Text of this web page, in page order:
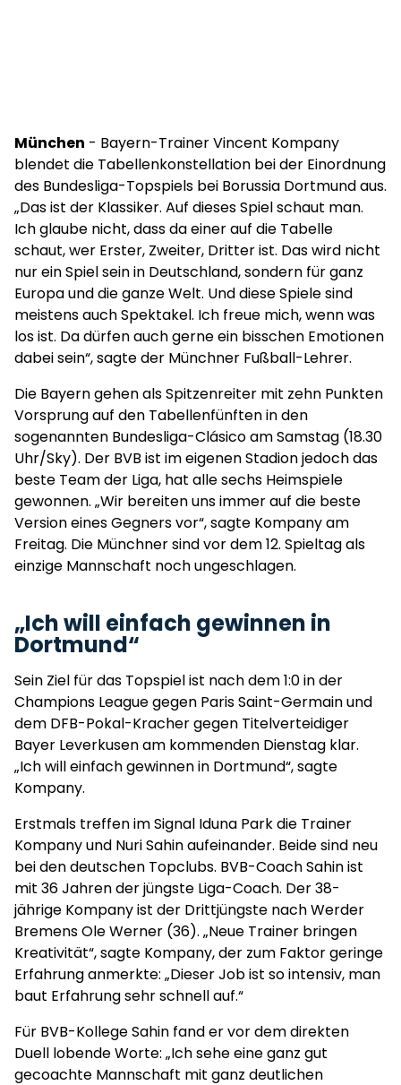
München - Bayern-Trainer Vincent Kompany
blendet die Tabellenkonstellation bei der Einordnung
des Bundesliga-Topspiels bei Borussia Dortmund aus.
„Das ist der Klassiker. Auf dieses Spiel schaut man.
Ich glaube nicht, dass da einer auf die Tabelle
schaut, wer Erster, Zweiter, Dritter ist. Das wird nicht
nur ein Spiel sein in Deutschland, sondern für ganz
Europa und die ganze Welt. Und diese Spiele sind
meistens auch Spektakel. Ich freue mich, wenn was
los ist. Da dürfen auch gerne ein bisschen Emotionen
dabei sein“, sagte der Münchner Fußball-Lehrer.
Die Bayern gehen als Spitzenreiter mit zehn Punkten
Vorsprung auf den Tabellenfünften in den
sogenannten Bundesliga-Clásico am Samstag (18.30
Uhr/Sky). Der BVB ist im eigenen Stadion jedoch das
beste Team der Liga, hat alle sechs Heimspiele
gewonnen. „Wir bereiten uns immer auf die beste
Version eines Gegners vor“, sagte Kompany am
Freitag. Die Münchner sind vor dem 12. Spieltag als
einzige Mannschaft noch ungeschlagen.
„Ich will einfach gewinnen in
Dortmund“
Sein Ziel für das Topspiel ist nach dem 1:0 in der
Champions League gegen Paris Saint-Germain und
dem DFB-Pokal-Kracher gegen Titelverteidiger
Bayer Leverkusen am kommenden Dienstag klar.
„Ich will einfach gewinnen in Dortmund“, sagte
Kompany.
Erstmals treffen im Signal Iduna Park die Trainer
Kompany und Nuri Sahin aufeinander. Beide sind neu
bei den deutschen Topclubs. BVB-Coach Sahin ist
mit 36 Jahren der jüngste Liga-Coach. Der 38-
jährige Kompany ist der Drittjüngste nach Werder
Bremens Ole Werner (36). „Neue Trainer bringen
Kreativität“, sagte Kompany, der zum Faktor geringe
Erfahrung anmerkte: „Dieser Job ist so intensiv, man
baut Erfahrung sehr schnell auf.“
Für BVB-Kollege Sahin fand er vor dem direkten
Duell lobende Worte: „Ich sehe eine ganz gut
gecoachte Mannschaft mit ganz deutlichen